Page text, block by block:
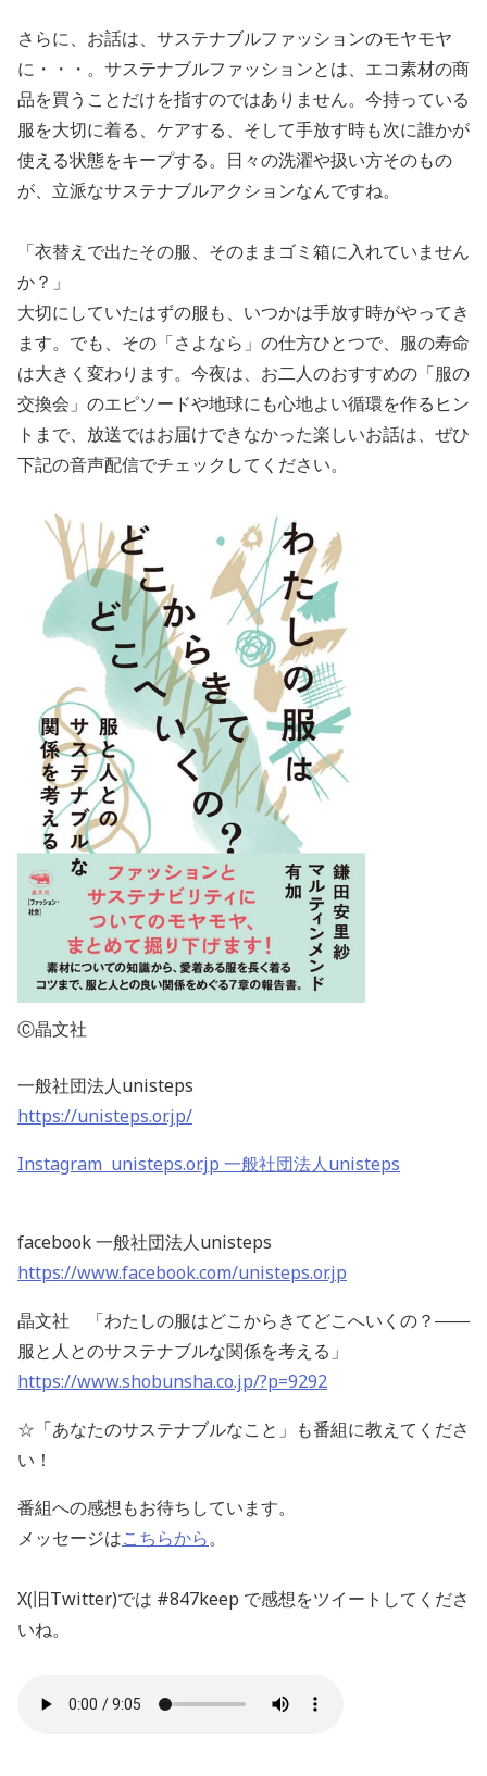
さらに、お話は、サステナブルファッションのモヤモヤ
に・・・。サステナブルファッションとは、エコ素材の商
品を買うことだけを指すのではありません。今持っている
服を大切に着る、ケアする、そして手放す時も次に誰かが
使える状態をキープする。日々の洗濯や扱い方そのもの
が、立派なサステナブルアクションなんですね。
「衣替えで出たその服、そのままゴミ箱に入れていません
か？」
大切にしていたはずの服も、いつかは手放す時がやってき
ます。でも、その「さよなら」の仕方ひとつで、服の寿命
は大きく変わります。今夜は、お二人のおすすめの「服の
交換会」のエピソードや地球にも心地よい循環を作るヒン
トまで、放送ではお届けできなかった楽しいお話は、ぜひ
下記の音声配信でチェックしてください。
Ⓒ晶文社
一般社団法人unisteps
https://unisteps.or.jp/
Instagram unisteps.or.jp 一般社団法人unisteps
facebook 一般社団法人unisteps
https://www.facebook.com/unisteps.or.jp
晶文社 「わたしの服はどこからきてどこへいくの？――
服と人とのサステナブルな関係を考える」
https://www.shobunsha.co.jp/?p=9292
☆「あなたのサステナブルなこと」も番組に教えてくださ
い！
番組への感想もお待ちしています。
メッセージはこちらから。
X(旧Twitter)では #847keep で感想をツイートしてくださ
いね。